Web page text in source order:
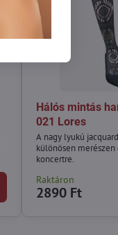
Hálós mintás
021 Lores
A nagy lyukú
különösen
koncertre.
Raktáron
2890 Ft